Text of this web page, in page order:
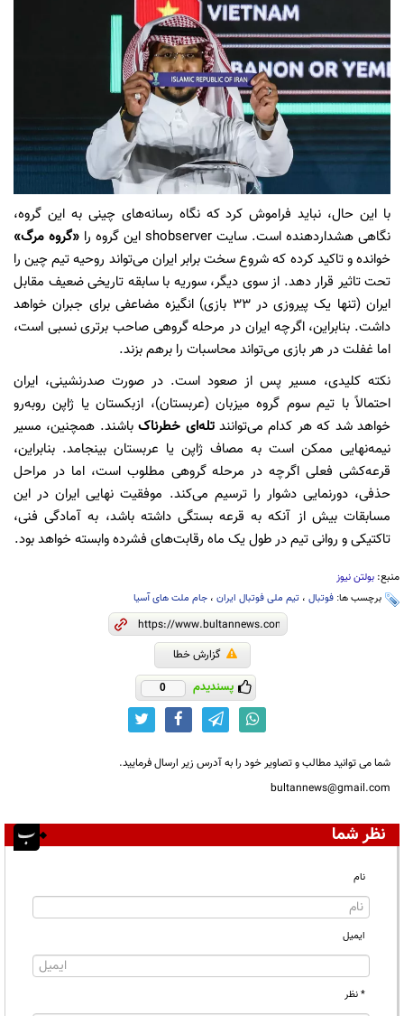
با این حال، نباید فراموش کرد که نگاه رسانه‌های چینی به این گروه،
نگاهی هشداردهنده است. سایت shobserver این گروه را
«گروه مرگ»
خوانده و تاکید کرده که شروع سخت برابر ایران می‌تواند روحیه تیم چین را
تحت تاثیر قرار دهد. از سوی دیگر، سوریه با سابقه تاریخی ضعیف مقابل
ایران (تنها یک پیروزی در ۳۳ بازی) انگیزه مضاعفی برای جبران خواهد
داشت. بنابراین، اگرچه ایران در مرحله گروهی صاحب برتری نسبی است،
اما غفلت در هر بازی می‌تواند محاسبات را برهم بزند.
نکته کلیدی، مسیر پس از صعود است. در صورت صدرنشینی، ایران
احتمالاً با تیم سوم گروه میزبان (عربستان)، ازبکستان یا ژاپن رو‌به‌رو
خواهد شد که هر کدام می‌توانندتله‌ای خطرناکباشند. همچنین، مسیر
نیمه‌نهایی ممکن است به مصاف ژاپن یا عربستان بینجامد. بنابراین،
قرعه‌کشی فعلی اگرچه در مرحله گروهی مطلوب است، اما در مراحل
حذفی، دورنمایی دشوار را ترسیم می‌کند. موفقیت نهایی ایران در این
مسابقات بیش از آنکه به قرعه بستگی داشته باشد، به آمادگی فنی،
تاکتیکی و روانی تیم در طول یک ماه رقابت‌های فشرده وابسته خواهد بود.
منبع: بولتن نیوز
برچسب ها: فوتبال ، تیم ملی فوتبال ایران ، جام ملت های آسیا
گزارش خطا
پسندیدم 0
شما می توانید مطالب و تصاویر خود را به آدرس زیر ارسال فرمایید.
bultannews@gmail.com
نظر شما
نام
ایمیل
* نظر